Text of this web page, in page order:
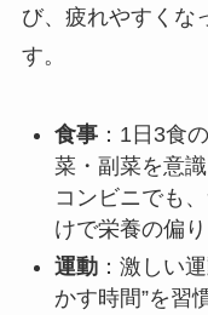
び、疲れやすくな
す。
食事：1日3食
菜・副菜を意
コンビニでも
けで栄養の偏り
運動：激しい
かす時間”を習